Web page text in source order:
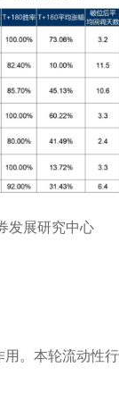
发展研究中心
。本轮流动性